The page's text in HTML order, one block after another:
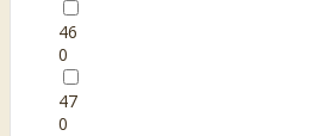
46
0
47
0